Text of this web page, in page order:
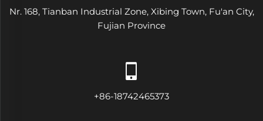
Nr. 168, Tianban Industrial Zone, Xibing Town, Fu'an City,
Fujian Province
+86-18742465373